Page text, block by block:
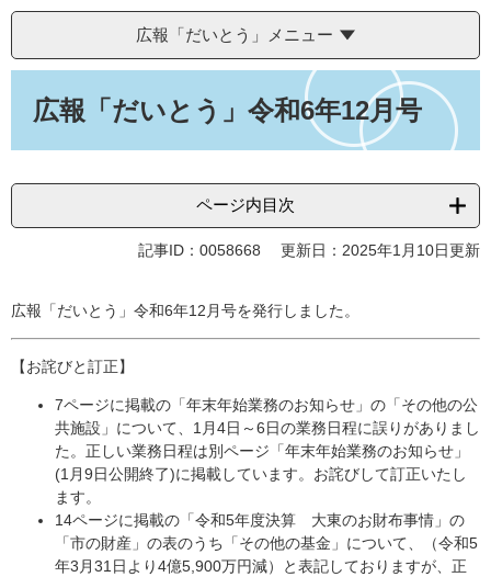
広報「だいとう」メニュー
広報「だいとう」令和6年12月号
ページ内目次
記事ID：0058668 更新日：2025年1月10日更新
広報「だいとう」令和6年12月号を発行しました。
【お詫びと訂正】
7ページに掲載の「年末年始業務のお知らせ」の「その他の公
共施設」について、1月4日～6日の業務日程に誤りがありまし
た。正しい業務日程は別ページ「年末年始業務のお知らせ」
(1月9日公開終了)に掲載しています。お詫びして訂正いたし
ます。​
14ページに掲載の「令和5年度決算 大東のお財布事情」の
「市の財産」の表のうち「その他の基金」について、（令和5
年3月31日より4億5,900万円減）と表記しておりますが、正